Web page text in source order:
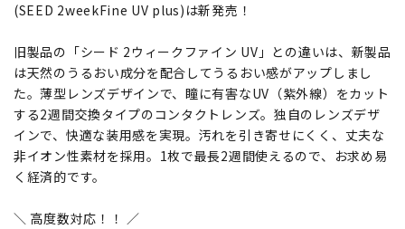
(SEED 2weekFine UV plus)は新発売！
旧製品の「シード 2ウィークファイン UV」との違いは、新製品
は天然のうるおい成分を配合してうるおい感がアップしまし
た。薄型レンズデザインで、瞳に有害なUV（紫外線）をカット
する2週間交換タイプのコンタクトレンズ。独自のレンズデザ
インで、快適な装用感を実現。汚れを引き寄せにくく、丈夫な
非イオン性素材を採用。1枚で最長2週間使えるので、お求め易
く経済的です。
＼ 高度数対応！！ ／